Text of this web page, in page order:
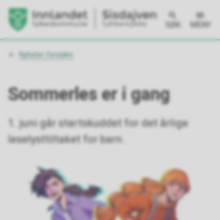
SØK MENY
Du
Nyheter forsiden
Sommerles er i gang
1. juni går startskuddet for det årlige
leselysttiltaket for barn.